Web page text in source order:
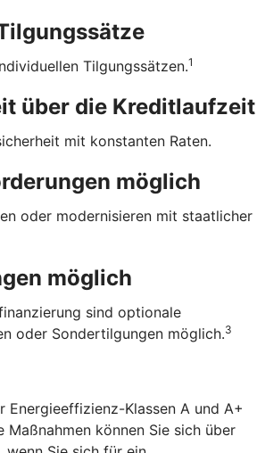
Tilgungssätzen.1
über die ­Kreditlaufzeit
mit konstanten Raten.
möglich
oder modernisieren mit staatlicher
möglich
sind optionale
oder Sondertilgungen möglich.3
Energieeffizienz-Klassen A und A+
Maßnahmen können Sie sich über